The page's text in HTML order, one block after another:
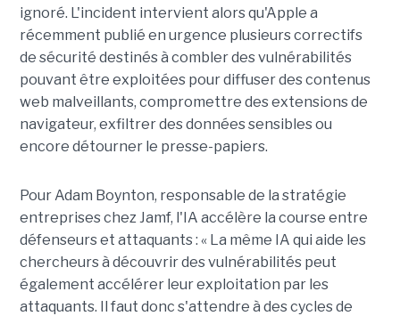
ignoré. L'incident intervient alors qu'Apple a
récemment publié en urgence plusieurs correctifs
de sécurité destinés à combler des vulnérabilités
pouvant être exploitées pour diffuser des contenus
web malveillants, compromettre des extensions de
navigateur, exfiltrer des données sensibles ou
encore détourner le presse-papiers.
PourAdam Boynton, responsable de la stratégie
entreprises chezJamf, l'IA accélère la course entre
défenseurs et attaquants : « La même IA qui aide les
chercheurs à découvrir des vulnérabilités peut
également accélérer leur exploitation par les
attaquants. Il faut donc s'attendre à des cycles de